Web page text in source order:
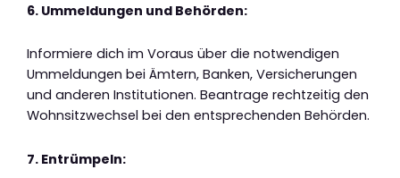
6. Ummeldungen und Behörden:
Informiere dich im Voraus über die notwendigen
Ummeldungen bei Ämtern, Banken, Versicherungen
und anderen Institutionen. Beantrage rechtzeitig den
Wohnsitzwechsel bei den entsprechenden Behörden.
7. Entrümpeln: